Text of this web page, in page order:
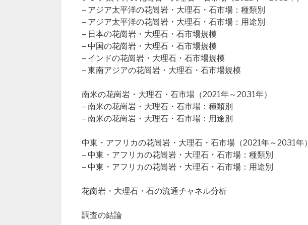
– アジア太平洋の花崗岩・大理石・石市場：種類別
– アジア太平洋の花崗岩・大理石・石市場：用途別
– 日本の花崗岩・大理石・石市場規模
– 中国の花崗岩・大理石・石市場規模
– インドの花崗岩・大理石・石市場規模
– 東南アジアの花崗岩・大理石・石市場規模
南米の花崗岩・大理石・石市場（2021年～2031年）
– 南米の花崗岩・大理石・石市場：種類別
– 南米の花崗岩・大理石・石市場：用途別
中東・アフリカの花崗岩・大理石・石市場（2021年～2031年）
– 中東・アフリカの花崗岩・大理石・石市場：種類別
– 中東・アフリカの花崗岩・大理石・石市場：用途別
花崗岩・大理石・石の流通チャネル分析
調査の結論